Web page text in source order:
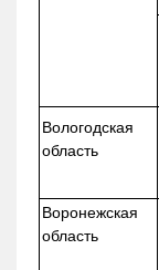
Вологодская
область
Воронежская
область